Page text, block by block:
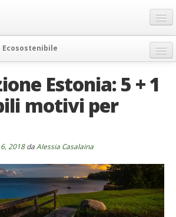
Estonia: 5 + 1
motivi per
2018da Alessia Casalaina